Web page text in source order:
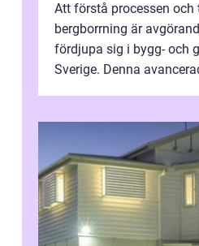
Att förstå processen och
bergborrning är
fördjupa sig i bygg- och
Sverige. Denna